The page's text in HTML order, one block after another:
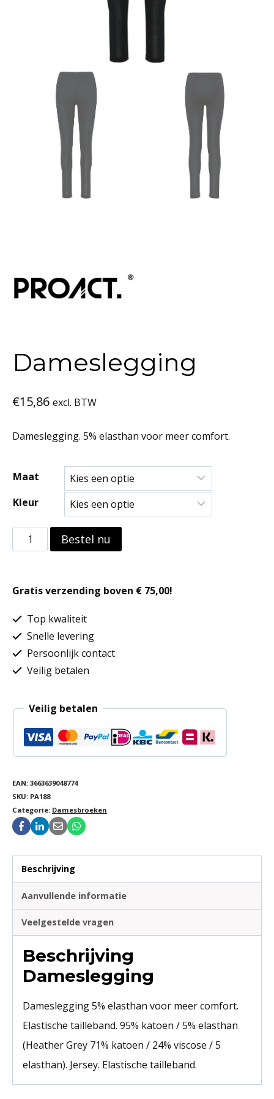
Dameslegging
€15,86 excl. BTW
Dameslegging. 5% elasthan voor meer comfort.
Maat
Kleur
Dameslegging
aantal
Bestel nu
Gratis verzending boven € 75,00!
Top kwaliteit
Snelle levering
Persoonlijk contact
Veilig betalen
Veilig betalen
EAN: 3663639048774
SKU: PA188
Categorie: Damesbroeken
Beschrijving
Aanvullende informatie
Veelgestelde vragen
Beschrijving
Dameslegging
Dameslegging 5% elasthan voor meer comfort.
Elastische tailleband. 95% katoen / 5% elasthan
(Heather Grey 71% katoen / 24% viscose / 5
elasthan). Jersey. Elastische tailleband.